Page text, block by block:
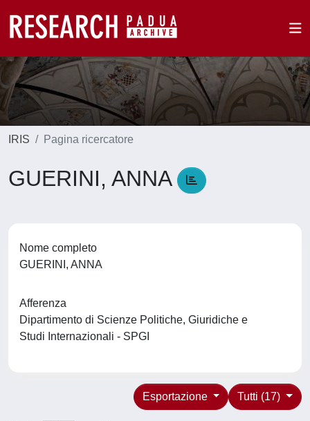
IRIS Pagina ricercatore
GUERINI, ANNA
Nome completo
GUERINI, ANNA
Afferenza
Dipartimento di Scienze Politiche, Giuridiche e
Studi Internazionali - SPGI
Tutti (17)
Esportazione